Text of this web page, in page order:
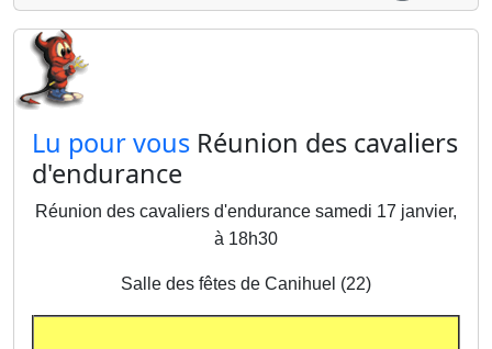
​Lu pour vous Réunion des cavaliers
d'endurance
Réunion des cavaliers d'endurance samedi 17 janvier,
à 18h30
Salle des fêtes de Canihuel (22)